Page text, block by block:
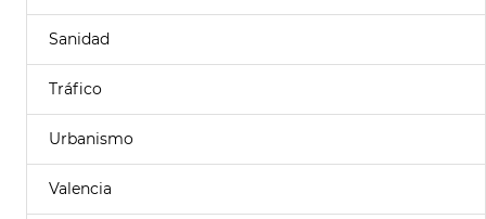
Sanidad
Tráfico
Urbanismo
Valencia